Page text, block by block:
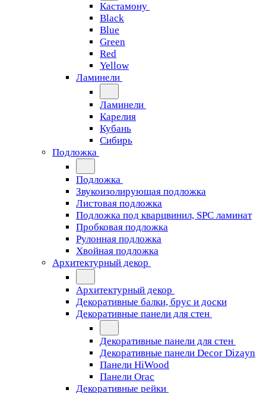
Кастамону
Black
Blue
Green
Red
Yellow
Ламинели
Ламинели
Карелия
Кубань
Сибирь
Подложка
Подложка
Звукоизолирующая подложка
Листовая подложка
Подложка под кварцвинил, SPC ламинат
Пробковая подложка
Рулонная подложка
Хвойная подложка
Архитектурный декор
Архитектурный декор
Декоративные балки, брус и доски
Декоративные панели для стен
Декоративные панели для стен
Декоративные панели Decor Dizayn
Панели HiWood
Панели Orac
Декоративные рейки